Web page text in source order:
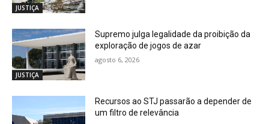
JUSTIÇA
JUSTIÇA
Supremo julga legalidade da proibição da
exploração de jogos de azar
agosto 6, 2026
Recursos ao STJ passarão a depender de
um filtro de relevância